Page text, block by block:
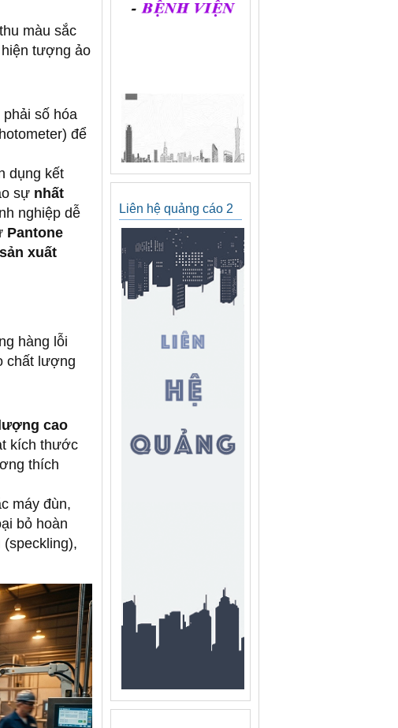
màu sắc
tượng ảo
số hóa
để
dụng kết
sự nhất
nghiệp dễ
Pantone
sản xuất
hàng lỗi
chất lượng
cao
kích thước
thích
máy đùn,
bỏ hoàn
(speckling),
Liên hệ quảng cáo 2